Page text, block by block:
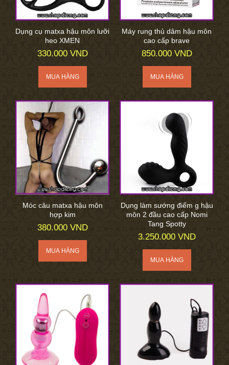
Dụng cụ matxa hậu môn lưỡi
heo XMEN
330.000 VND
Máy rung thủ dâm hậu môn
cao cấp brave
850.000 VND
Móc câu matxa hậu môn
hợp kim
380.000 VND
Dụng làm sướng điểm g hậu
môn 2 đầu cao cấp Nomi
Tang Spotty
3.250.000 VND